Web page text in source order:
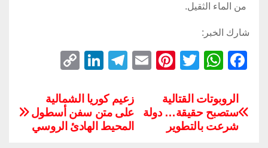
من الماء الثقيل.
شارك الخبر:
F
c
e
b
W
at
s
A
T
tt
er
Pi
e
E
ail
T
e
gr
a
Li
k
e
dI
p
y
Li
زعيم كوريا الشمالية
على متن سفن أسطول
المحيط الهادئ الروسي
الروبوتات القتالية
ستصبح حقيقة… دولة
شرعت بالتطوير